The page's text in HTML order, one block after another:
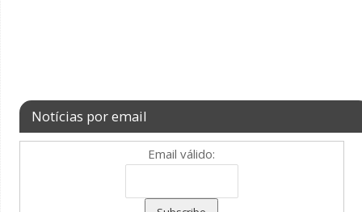
Notícias por email
Email válido: